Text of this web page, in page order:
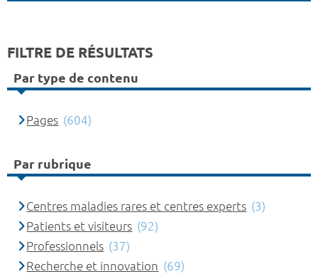
FILTRE DE RÉSULTATS
Par type de contenu
Pages (604)
Par rubrique
Centres maladies rares et centres experts (3)
Patients et visiteurs (92)
Professionnels (37)
Recherche et innovation (69)